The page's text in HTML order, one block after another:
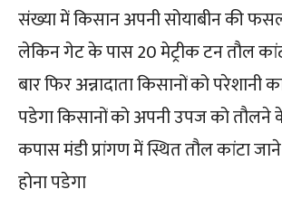
संख्या में किसान अपनी सोयाबीन की
लेकिन गेट के पास 20 मेट्रीक टन तौल
बार फिर अन्नादाता किसानों को परेशानी
पडेगा किसानों को अपनी उपज को
कपास मंडी प्रांगण में स्थित तौल कांटा
होना पडेगा